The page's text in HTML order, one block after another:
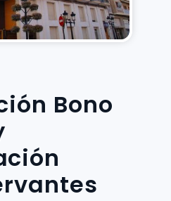
Bono